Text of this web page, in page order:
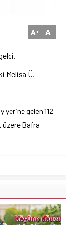
A+ A-
Melisa Ü.
yerine gelen 112
üzere Bafra